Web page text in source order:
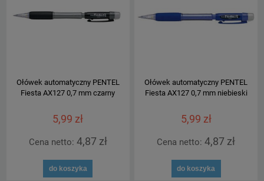
Ołówek automatyczny PENTEL
Fiesta AX127 0,7 mm czarny
5,99 zł
Cena netto: 4,87 zł
do koszyka
Ołówek automatyczny PENTEL
Fiesta AX127 0,7 mm niebieski
5,99 zł
Cena netto:4,87 zł
do koszyka